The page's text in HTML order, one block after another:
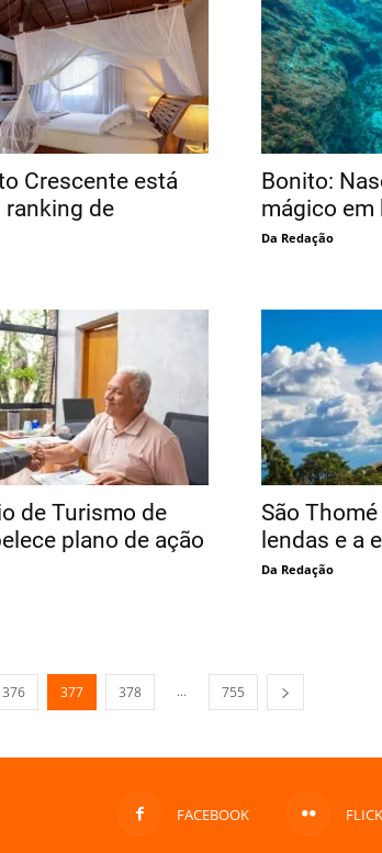
Crescente está
ranking de
Bonito:
mágico em
Da Redação
de Turismo de
plano de ação
São
lendas e a
Da Redação
376 377 378 ... 755
FACEBOOK